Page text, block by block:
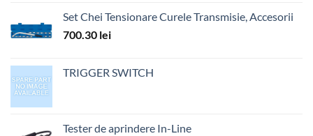
Set Chei Tensionare Curele Transmisie, Accesorii
700.30 lei
TRIGGER SWITCH
Tester de aprindere In-Line